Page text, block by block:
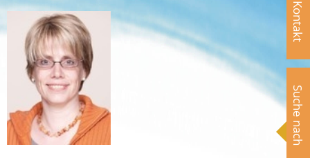
Kontakt
Suche nach